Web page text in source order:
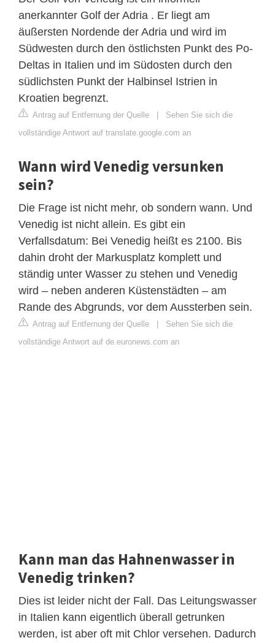
anerkannter Golf der Adria . Er liegt am
äußersten Nordende der Adria und wird im
Südwesten durch den östlichsten Punkt des Po-
Deltas in Italien und im Südosten durch den
südlichsten Punkt der Halbinsel Istrien in
Kroatien begrenzt.
Antrag auf Entfernung der Quelle | Sehen Sie sich die
vollständige Antwort auf translate.google.com an
Wann wird Venedig versunken
sein?
Die Frage ist nicht mehr, ob sondern wann. Und
Venedig ist nicht allein. Es gibt ein
Verfallsdatum: Bei Venedig heißt es 2100. Bis
dahin droht der Markusplatz komplett und
ständig unter Wasser zu stehen und Venedig
wird – neben anderen Küstenstädten – am
Rande des Abgrunds, vor dem Aussterben sein.
Antrag auf Entfernung der Quelle | Sehen Sie sich die
vollständige Antwort auf de.euronews.com an
Kann man das Hahnenwasser in
Venedig trinken?
Dies ist leider nicht der Fall. Das Leitungswasser
in Italien kann eigentlich überall getrunken
werden, ist aber oft mit Chlor versehen. Dadurch